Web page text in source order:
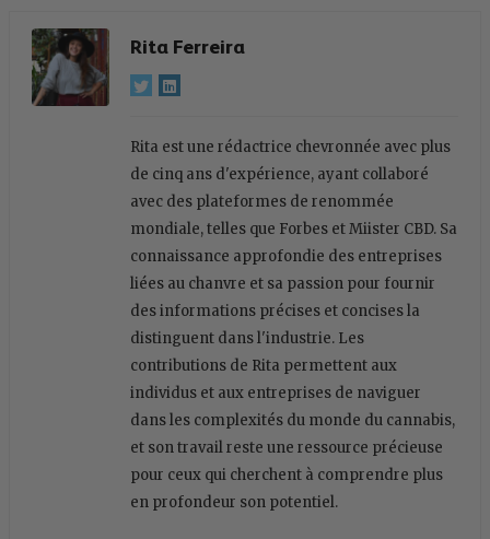
Rita Ferreira
Rita est une rédactrice chevronnée avec plus
de cinq ans d'expérience, ayant collaboré
avec des plateformes de renommée
mondiale, telles que Forbes et Miister CBD. Sa
connaissance approfondie des entreprises
liées au chanvre et sa passion pour fournir
des informations précises et concises la
distinguent dans l'industrie. Les
contributions de Rita permettent aux
individus et aux entreprises de naviguer
dans les complexités du monde du cannabis,
et son travail reste une ressource précieuse
pour ceux qui cherchent à comprendre plus
en profondeur son potentiel.